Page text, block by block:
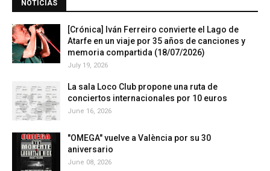
NOTICIAS
[Crónica] Iván Ferreiro convierte el Lago de
Atarfe en un viaje por 35 años de canciones y
memoria compartida (18/07/2026)
July 19, 2026
La sala Loco Club propone una ruta de
conciertos internacionales por 10 euros
June 16, 2026
"OMEGA" vuelve a València por su 30
aniversario
June 08, 2026